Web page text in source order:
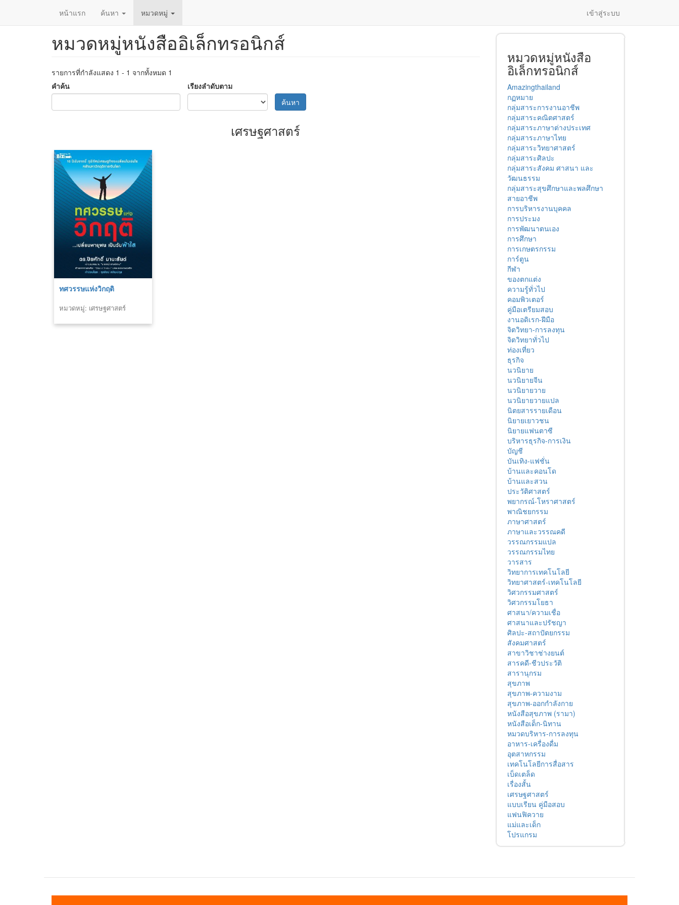
หน้าแรก ค้นหา หมวดหมู่ เข้าสู่ระบบ
หมวดหมู่หนังสืออิเล็กทรอนิกส์
รายการที่กำลังแสดง 1 - 1 จากทั้งหมด 1
คำค้น
เรียงลำดับตาม
ค้นหา
เศรษฐศาสตร์
ทศวรรษแห่งวิกฤติ
หมวดหมู่: เศรษฐศาสตร์
หมวดหมู่หนังสือ
อิเล็กทรอนิกส์
Amazingthailand
กฏหมาย
กลุ่มสาระการงานอาชีพ
กลุ่มสาระคณิตศาสตร์
กลุ่มสาระภาษาต่างประเทศ
กลุ่มสาระภาษาไทย
กลุ่มสาระวิทยาศาสตร์
กลุ่มสาระศิลปะ
กลุ่มสาระสังคม ศาสนา และ
วัฒนธรรม
กลุ่มสาระสุขศึกษาและพลศึกษา
สายอาชีพ
การบริหารงานบุคคล
การประมง
การพัฒนาตนเอง
การศึกษา
การเกษตรกรรม
การ์ตูน
กีฬา
ของตกแต่ง
ความรู้ทั่วไป
คอมพิวเตอร์
คู่มือเตรียมสอบ
งานอดิเรก-ฝีมือ
จิตวิทยา-การลงทุน
จิตวิทยาทั่วไป
ท่องเที่ยว
ธุรกิจ
นวนิยาย
นวนิยายจีน
นวนิยายวาย
นวนิยายวายแปล
นิตยสารรายเดือน
นิยายเยาวชน
นิยายแฟนตาซี
บริหารธุรกิจ-การเงิน
บัญชี
บันเทิง-แฟชั่น
บ้านและคอนโด
บ้านและสวน
ประวัติศาสตร์
พยากรณ์-โหราศาสตร์
พาณิชยกรรม
ภาษาศาสตร์
ภาษาและวรรณคดี
วรรณกรรมแปล
วรรณกรรมไทย
วารสาร
วิทยาการเทคโนโลยี
วิทยาศาสตร์-เทคโนโลยี
วิศวกรรมศาสตร์
วิศวกรรมโยธา
ศาสนา/ความเชื่อ
ศาสนาและปรัชญา
ศิลปะ-สถาปัตยกรรม
สังคมศาสตร์
สาขาวิชาช่างยนต์
สารคดี-ชีวประวัติ
สารานุกรม
สุขภาพ
สุขภาพ-ความงาม
สุขภาพ-ออกกำลังกาย
หนังสือสุขภาพ (รามา)
หนังสือเด็ก-นิทาน
หมวดบริหาร-การลงทุน
อาหาร-เครื่องดื่ม
อุตสาหกรรม
เทคโนโลยีการสื่อสาร
เบ็ดเตล็ด
เรื่องสั้น
เศรษฐศาสตร์
แบบเรียน คู่มือสอบ
แฟนฟิควาย
แม่และเด็ก
โปรแกรม